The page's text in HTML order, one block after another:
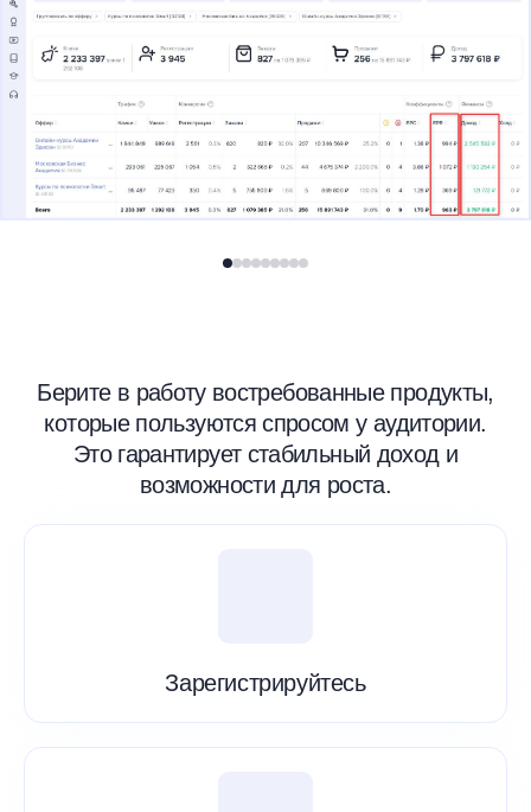
Берите в работу востребованные продукты,
которые пользуются спросом у аудитории.
Это гарантирует стабильный доход и
возможности для роста.
Зарегистрируйтесь